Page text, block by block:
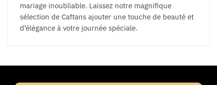
mariage inoubliable. Laissez notre magnifique
sélection de Caftans ajouter une touche de beauté et
d’élégance à votre journée spéciale.